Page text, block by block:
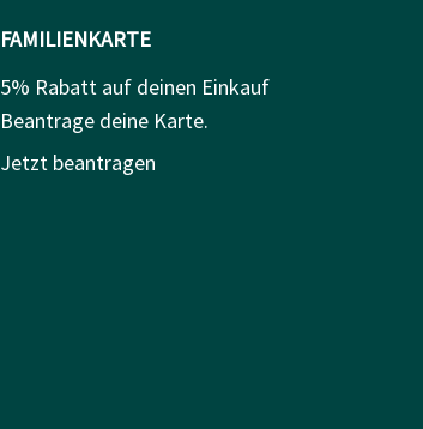
FAMILIENKARTE
5% Rabatt auf deinen Einkauf
Beantrage deine Karte.
Jetzt beantragen